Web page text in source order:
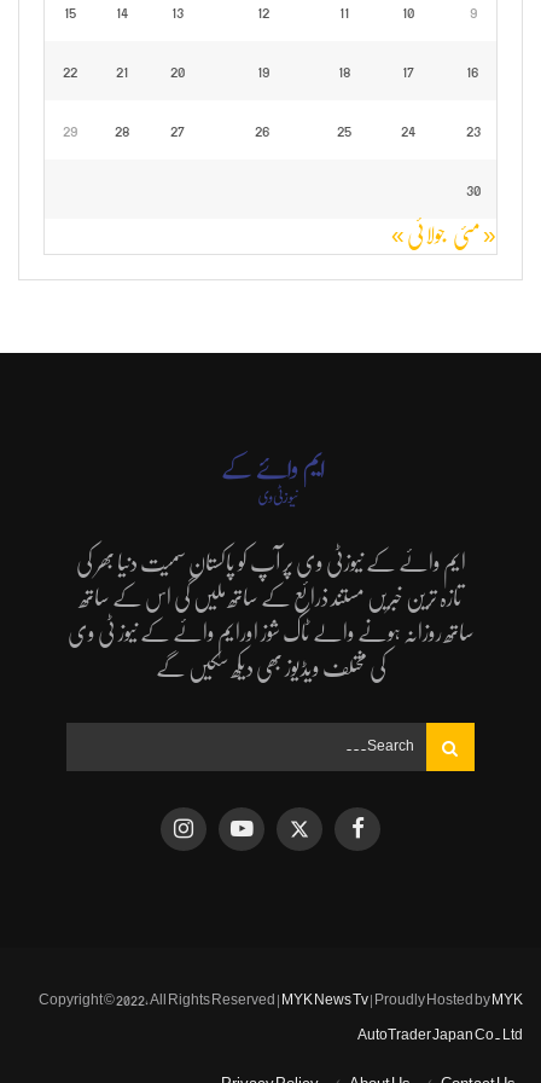
9
10
11
12
13
14
15
16
17
18
19
20
21
22
23
24
25
26
27
28
29
30
« مئی جولائی »
ایم وائے کے نیوزٹی وی پر آپ کو پاکستان سمیت دنیا بھر کی
تازہ ترین خبریں مستند ذرائع کے ساتھ ملیں گی اس کے ساتھ
ساتھ روزانہ ہونے والے ٹاک شوز اورایم وائے کے نیوز ٹی وی
کی مختلف ویڈیوز بھی دیکھ سکیں گے
Copyright © 2022, All Rights Reserved | MYK News Tv | Proudly Hosted by MYK
AutoTrader Japan Co. Ltd